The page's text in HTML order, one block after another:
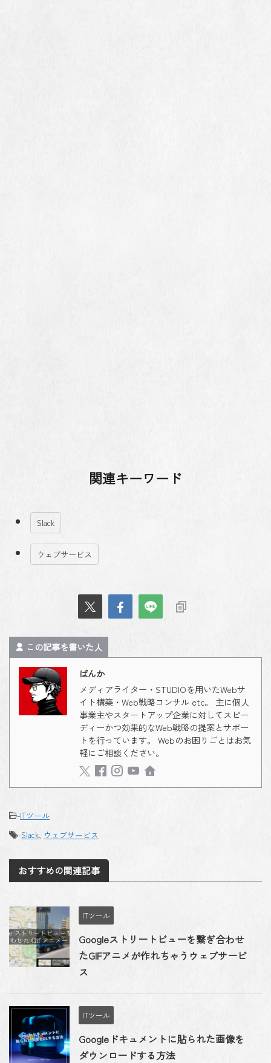
関連キーワード
Slack
ウェブサービス
この記事を書いた人
ばんか
メディアライター・STUDIOを用いたWebサ
イト構築・Web戦略コンサル etc。 主に個人
事業主やスタートアップ企業に対してスピー
ディーかつ効果的なWeb戦略の提案とサポー
トを行っています。 Webのお困りごとはお気
軽にご相談ください。
-ITツール
-Slack ウェブサービス
おすすめの関連記事
ITツール
Googleストリートビューを繋ぎ合わせ
たGIFアニメが作れちゃうウェブサービ
ス
ITツール
Googleドキュメントに貼られた画像を
ダウンロードする方法